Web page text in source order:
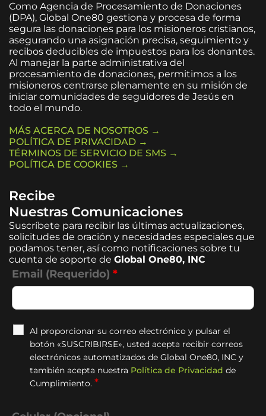
Como Agencia de Procesamiento de Donaciones
(DPA), Global One80 gestiona y procesa de forma
segura las donaciones para los misioneros cristianos,
asegurando una asignación precisa, seguimiento y
recibos deducibles de impuestos para los donantes.
Al manejar la parte administrativa del
procesamiento de donaciones, permitimos a los
misioneros centrarse plenamente en su misión de
iniciar comunidades de seguidores de Jesús en
todo el mundo.
MÁS ACERCA DE NOSOTROS →
POLÍTICA DE PRIVACIDAD →
TÉRMINOS DE SERVICIO DE SMS →
POLÍTICA DE COOKIES →
Recibe
Nuestras Comunicaciones
Suscríbete para recibir las últimas actualizaciones,
solicitudes de oración y necesidades especiales que
podamos tener, así como notificaciones sobre tu
cuenta de soporte de Global One80, INC
Email (Requerido) *
Al proporcionar su correo electrónico y pulsar el
botón «SUSCRIBIRSE», usted acepta recibir correos
electrónicos automatizados de Global One80, INC y
también acepta nuestra Política de Privacidad de
Cumplimiento. *